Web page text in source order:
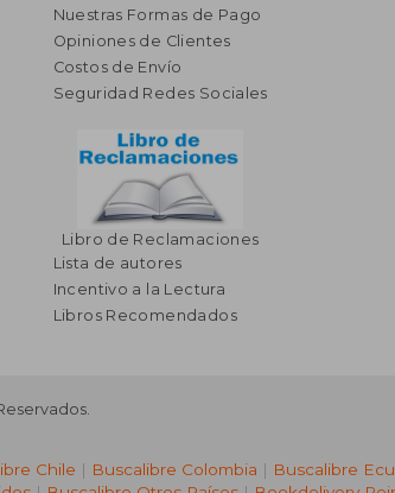
Nuestras Formas de Pago
Opiniones de Clientes
Costos de Envío
Seguridad Redes Sociales
Libro de Reclamaciones
Lista de autores
Incentivo a la Lectura
Libros Recomendados
Chile | Buscalibre Colombia | Buscalibre